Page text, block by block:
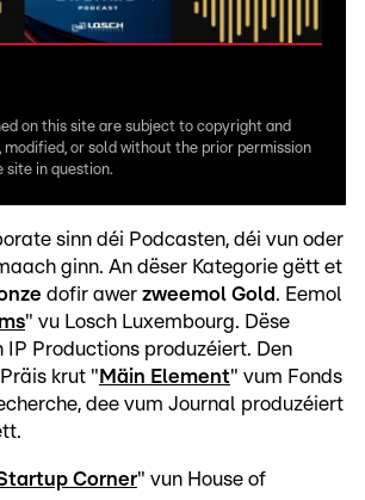
on this site are subject to copyright and
modified, or sold without the prior permission
site in question.
sinn déi Podcasten, déi vun oder
ginn. An dëser Kategorie gëtt et
dofir awer zweemol Gold . Eemol
" vu Losch Luxembourg. Dëse
IP Productions produzéiert. Den
krut " Mäin Element" vum Fonds
dee vum Journal produzéiert
Corner" vun House of